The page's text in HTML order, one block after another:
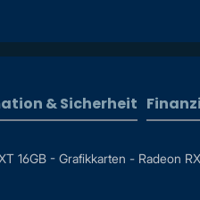
& Sicherheit
16GB - Grafikkarten - Radeon